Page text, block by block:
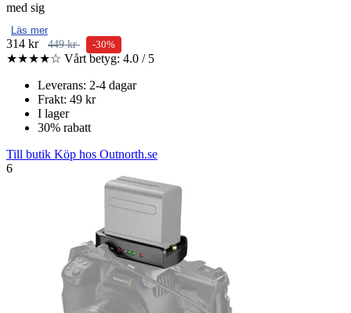
med sig
Läs mer
314 kr 449 kr -30%
★★★★☆ Vårt betyg: 4.0 / 5
Leverans: 2-4 dagar
Frakt: 49 kr
I lager
30% rabatt
Till butik Köp hos Outnorth.se
6